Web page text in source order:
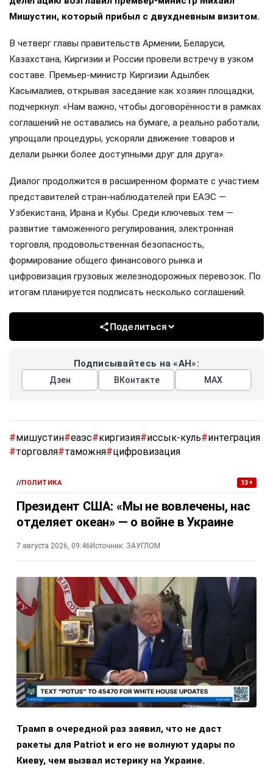
Мишустин, который прибыл с двухдневным визитом.
В четверг главы правительств Армении, Беларуси,
Казахстана, Киргизии и России провели встречу в узком
составе. Премьер-министр Киргизии Адылбек
Касымалиев, открывая заседание как хозяин площадки,
подчеркнул: «Нам важно, чтобы договорённости в рамках
соглашений не оставались на бумаге, а реально работали,
упрощали процедуры, ускоряли движение товаров и
делали рынки более доступными друг для друга».
Диалог продолжится в расширенном формате с участием
представителей стран-наблюдателей при ЕАЭС —
Узбекистана, Ирана и Кубы. Среди ключевых тем —
развитие таможенного регулирования, электронная
торговля, продовольственная безопасность,
формирование общего финансового рынка и
цифровизация грузовых железнодорожных перевозок. По
итогам планируется подписать несколько соглашений.
Поделиться
Подписывайтесь на «АН»:
Дзен ВКонтакте МАХ
#мишустин#еаэс#киргизия#иссык-куль#интеграция
#торговля#таможня#цифровизация
//ПОЛИТИКА 13+
Президент США: «Мы не вовлечены, нас
отделяет океан» — о войне в Украине
7 августа 2026, 09:46 Источник: ЗАУГЛОМ
Трамп в очередной раз заявил, что не даст
ракеты для Patriot и его не волнуют удары по
Киеву, чем вызвал истерику на Украине.